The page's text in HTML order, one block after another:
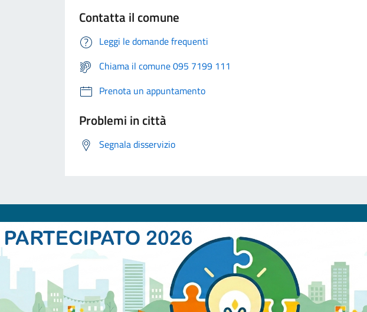
Contatta il comune
Leggi le domande frequenti
Chiama il comune 095 7199 111
Prenota un appuntamento
Problemi in città
Segnala disservizio